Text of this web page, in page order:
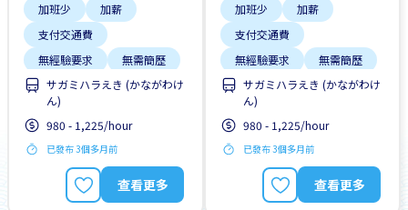
加班少
加薪
支付交通費
無經驗要求
無需簡歷
サガミハラえき (かながわけ
ん)
980 - 1,225/hour
已發布 3個多月前
查看更多
加班少
加薪
支付交通費
無經驗要求
無需簡歷
サガミハラえき (かながわけ
ん)
980 - 1,225/hour
已發布 3個多月前
查看更多